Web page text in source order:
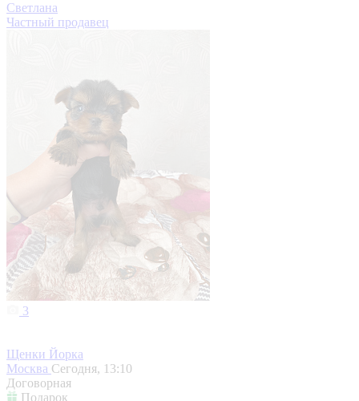
Светлана
Частный продавец
3
Щенки Йорка
Москва Сегодня, 13:10
Договорная
Подарок